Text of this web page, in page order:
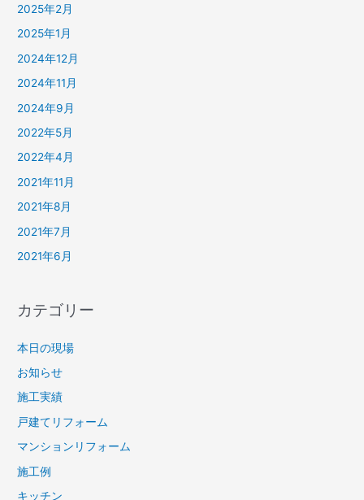
2025年2月
2025年1月
2024年12月
2024年11月
2024年9月
2022年5月
2022年4月
2021年11月
2021年8月
2021年7月
2021年6月
カテゴリー
本日の現場
お知らせ
施工実績
戸建てリフォーム
マンションリフォーム
施工例
キッチン